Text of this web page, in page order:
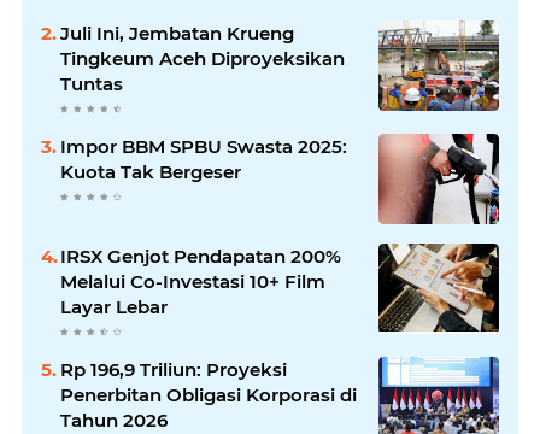
Juli Ini, Jembatan Krueng
Tingkeum Aceh Diproyeksikan
Tuntas
Impor BBM SPBU Swasta 2025:
Kuota Tak Bergeser
IRSX Genjot Pendapatan 200%
Melalui Co-Investasi 10+ Film
Layar Lebar
Rp 196,9 Triliun: Proyeksi
Penerbitan Obligasi Korporasi di
Tahun 2026